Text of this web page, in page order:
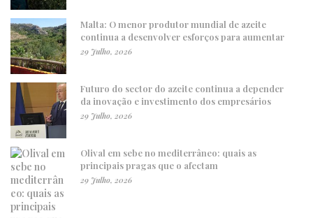
Malta: O menor produtor mundial de azeite
continua a desenvolver esforços para aumentar
29 Julho, 2026
Futuro do sector do azeite continua a depender
da inovação e investimento dos empresários
29 Julho, 2026
Olival em sebe no mediterrâneo: quais as
principais pragas que o afectam
29 Julho, 2026